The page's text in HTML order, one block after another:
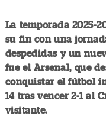
La temporada 2025-
su fin con una
despedidas y un
fue el Arsenal, que
conquistar el fútbol
14 tras vencer 2-1 al
visitante.